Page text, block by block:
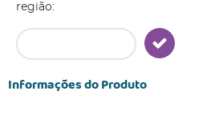
região:
Informações do Produto